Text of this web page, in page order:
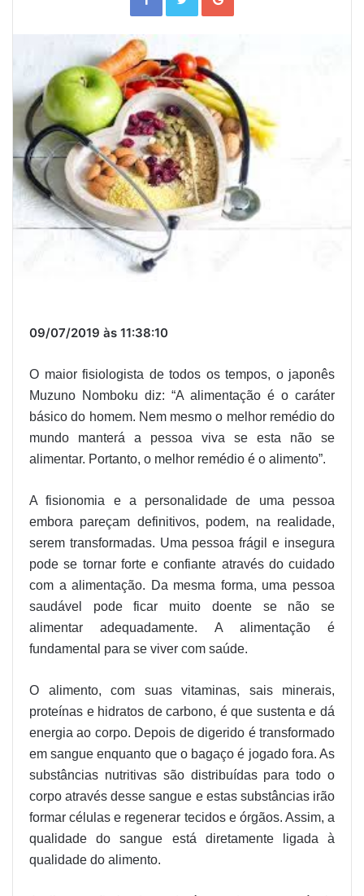
b t
09/07/2019 às 11:38:10
O maior fisiologista de todos os tempos, o japonês
Muzuno Nomboku diz: “A alimentação é o caráter
básico do homem. Nem mesmo o melhor remédio do
mundo manterá a pessoa viva se esta não se
alimentar. Portanto, o melhor remédio é o alimento”.
A fisionomia e a personalidade de uma pessoa
embora pareçam definitivos, podem, na realidade,
serem transformadas. Uma pessoa frágil e insegura
pode se tornar forte e confiante através do cuidado
com a alimentação. Da mesma forma, uma pessoa
saudável pode ficar muito doente se não se
alimentar adequadamente. A alimentação é
fundamental para se viver com saúde.
O alimento, com suas vitaminas, sais minerais,
proteínas e hidratos de carbono, é que sustenta e dá
energia ao corpo. Depois de digerido é transformado
em sangue enquanto que o bagaço é jogado fora. As
substâncias nutritivas são distribuídas para todo o
corpo através desse sangue e estas substâncias irão
formar células e regenerar tecidos e órgãos. Assim, a
qualidade do sangue está diretamente ligada à
qualidade do alimento.